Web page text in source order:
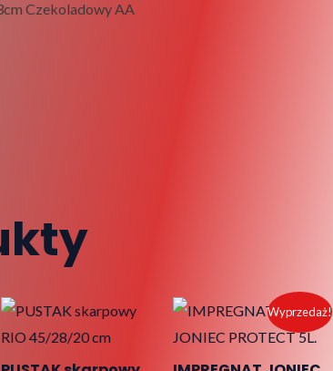
Czekoladowy AA
Wyprzedaż!
Pierwotna
cena
wynosiła:
Aktualna
cena
wynosi: